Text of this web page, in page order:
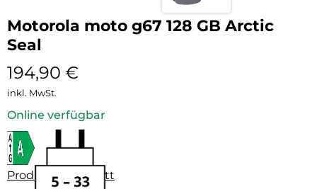
Motorola moto g67 128 GB Arctic
Seal
194,90 €
inkl. MwSt.
Online verfügbar
Produktdatenblatt